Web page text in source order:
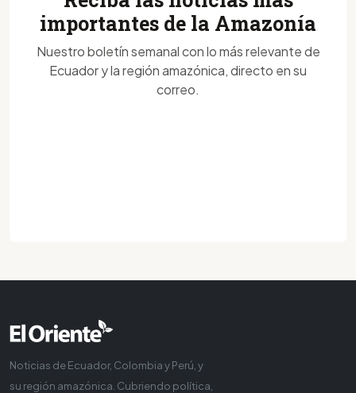
importantes de la Amazonía
Nuestro boletín semanal con lo más relevante de
Ecuador y la región amazónica, directo en su
correo.
Noticias de Ecuador, Colombia y Perú, y
su región amazónica. Cubriendo política,